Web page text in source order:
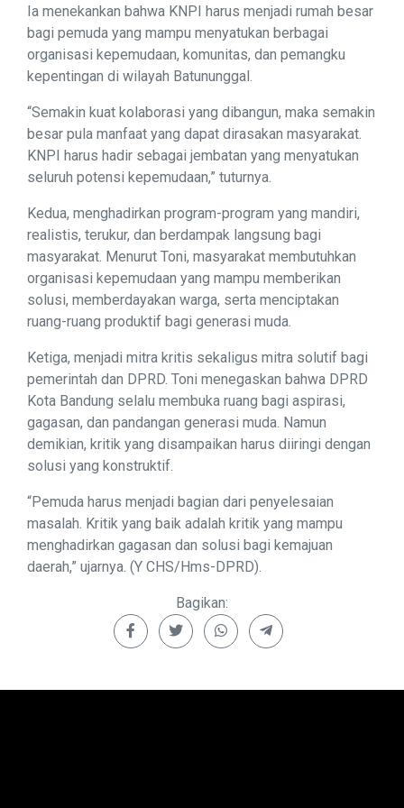
Ia menekankan bahwa KNPI harus menjadi rumah besar
bagi pemuda yang mampu menyatukan berbagai
organisasi kepemudaan, komunitas, dan pemangku
kepentingan di wilayah Batununggal.
“Semakin kuat kolaborasi yang dibangun, maka semakin
besar pula manfaat yang dapat dirasakan masyarakat.
KNPI harus hadir sebagai jembatan yang menyatukan
seluruh potensi kepemudaan,” tuturnya.
Kedua, menghadirkan program-program yang mandiri,
realistis, terukur, dan berdampak langsung bagi
masyarakat. Menurut Toni, masyarakat membutuhkan
organisasi kepemudaan yang mampu memberikan
solusi, memberdayakan warga, serta menciptakan
ruang-ruang produktif bagi generasi muda.
Ketiga, menjadi mitra kritis sekaligus mitra solutif bagi
pemerintah dan DPRD. Toni menegaskan bahwa DPRD
Kota Bandung selalu membuka ruang bagi aspirasi,
gagasan, dan pandangan generasi muda. Namun
demikian, kritik yang disampaikan harus diiringi dengan
solusi yang konstruktif.
“Pemuda harus menjadi bagian dari penyelesaian
masalah. Kritik yang baik adalah kritik yang mampu
menghadirkan gagasan dan solusi bagi kemajuan
daerah,” ujarnya. (Y CHS/Hms-DPRD).
Bagikan: